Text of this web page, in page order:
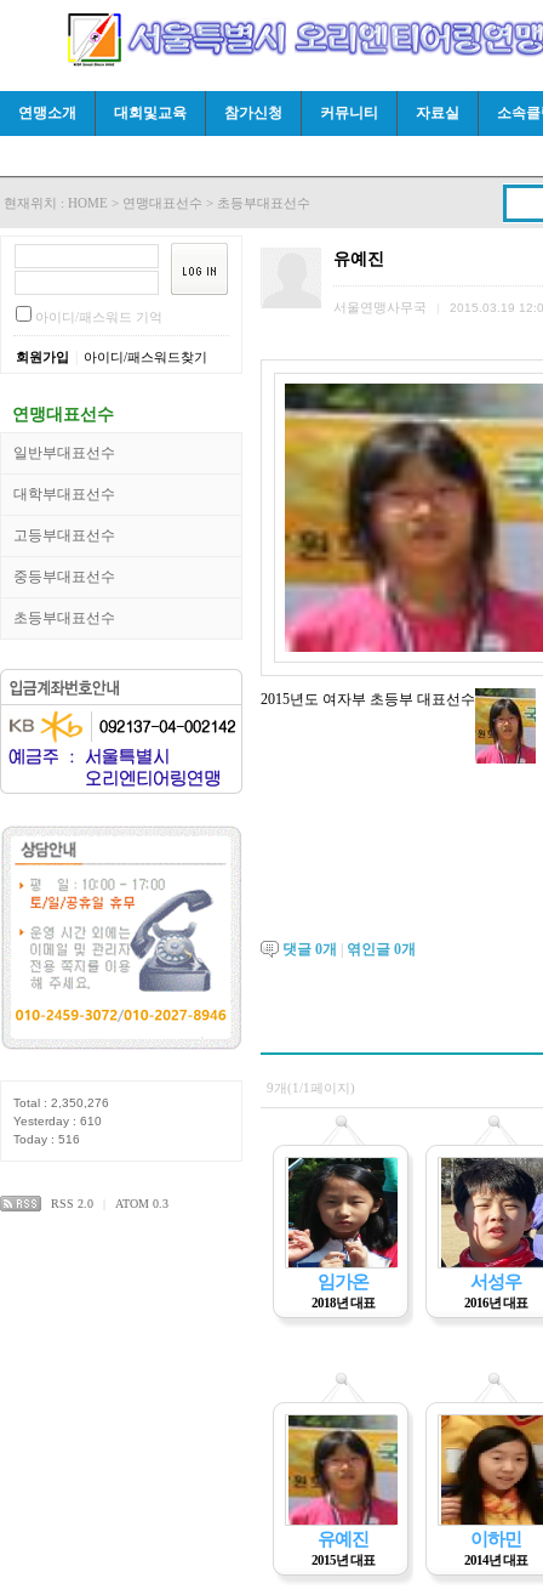
연맹소개 대회및교육 참가신청 커뮤니티 자료실 소속
현재위치 : HOME > 연맹대표선수 > 초등부대표선수
아이디/패스워드 기억
회원가입 아이디/패스워드찾기
연맹대표선수
일반부대표선수
대학부대표선수
고등부대표선수
중등부대표선수
초등부대표선수
Total : 2,350,276
Yesterday : 610
Today : 516
RSS 2.0 ATOM 0.3
유예진
서울연맹사무국 2015.03.19
2015년도 여자부 초등부 대표선수
댓글 0개 엮인글 0개
9개(1/1페이지)
임가온
2018년 대표
서성우
2016년 대표
유예진
2015년 대표
이하민
2014년 대표